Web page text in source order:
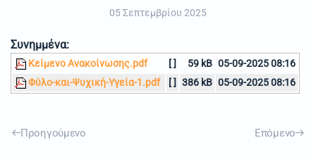
05 Σεπτεμβρίου 2025
Συνημμένα:
Κείμενο Ανακοίνωσης.pdf [ ] 59 kB 05-09-2025 08:16
Φύλο-και-Ψυχική-Υγεία-1.pdf
[ ] 386 kB 05-09-2025 08:16
Προηγούμενο Επόμενο